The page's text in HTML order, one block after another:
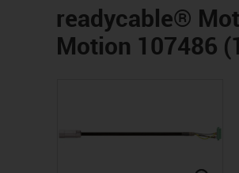
readycable®
Motion 107486